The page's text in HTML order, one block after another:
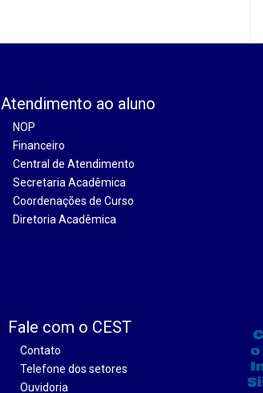
Atendimento ao aluno
NOP
Financeiro
Central de Atendimento
Secretaria Acadêmica
Coordenações de Curso
Diretoria Acadêmica
Fale com o CEST
Contato
Telefone dos setores
Ouvidoria